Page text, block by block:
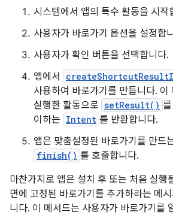
시스템에서 앱의 특수 활동을 시작
사용자가 바로가기 옵션을 설정합
사용자가 확인 버튼을 선택합니다.
앱에서
사용하여 바로가기를 만듭니다. 이
실행한 활동으로 setResult()
이하는 Intent 를 반환합니다.
앱은 맞춤설정된 바로가기를 만드
finish() 를 호출합니다.
마찬가지로 앱은 설치 후 또는 처음 실행
면에 고정된 바로가기를 추가하라는 메
니다. 이 메서드는 사용자가 바로가기를